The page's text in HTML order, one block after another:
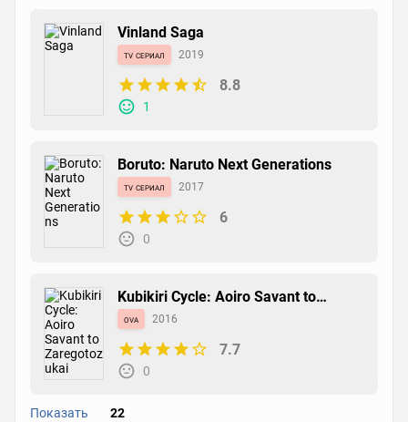
Vinland Saga
tv сериал 2019
8.8
1
Boruto: Naruto Next Generations
tv сериал 2017
6
0
Kubikiri Cycle: Aoiro Savant to
Zaregotozukai
ova 2016
7.7
0
Показать 22